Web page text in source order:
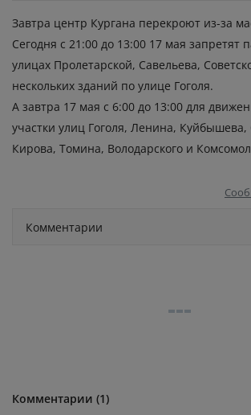
Завтра центр Кургана перекроют из-за
Сегодня с 21:00 до 13:00 17 мая запретят
улицах Пролетарской, Савельева,
нескольких зданий по улице Гоголя.
А завтра 17 мая с 6:00 до 13:00 для
участки улиц Гоголя, Ленина, Куйбышева,
Кирова, Томина, Володарского и
Комментарии
Комментарии (1)